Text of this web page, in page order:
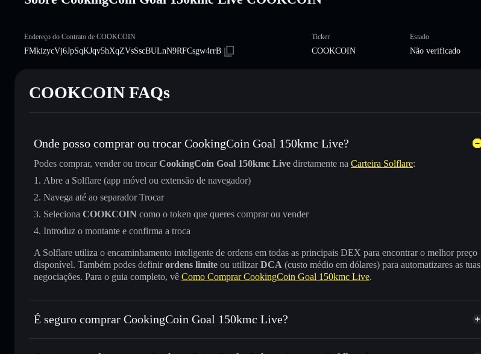
Endereço do Contrato de COOKCOIN
FMkizycVj6JpSqKJqv5hXqZVsSscBULnN9RFCsgw4rrB
Ticker
COOKCOIN
Estado
Não verificado
COOKCOIN FAQs
Onde posso comprar ou trocar CookingCoin Goal 150kmc Live?
Podes comprar, vender ou trocarCookingCoin Goal 150kmc Live diretamente na Carteira Solflare:
Abre a Solflare (app móvel ou extensão de navegador)
Navega até ao separador Trocar
Seleciona COOKCOIN como o token que queres comprar ou vender
Introduz o montante e confirma a troca
A Solflare utiliza o encaminhamento inteligente de ordens em todas as principais DEX para encontrar o melhor preço
disponível. Também podes definirordens limite ou utilizarDCA (custo médio em dólares) para automatizares as tuas
negociações. Para o guia completo, vê Como Comprar CookingCoin Goal 150kmc Live.
É seguro comprar CookingCoin Goal 150kmc Live?
CookingCoin Goal 150kmc Live não está verificado